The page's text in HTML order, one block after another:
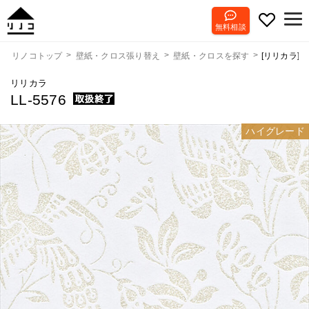
無料相談
リノコトップ 壁紙・クロス張り替え 壁紙・クロスを探す [リリカラ]
リリカラ
LL-5576
ハイグレード